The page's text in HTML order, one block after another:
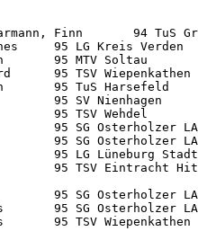
Finn       94 TuS
95 LG Kreis
95 MTV Soltau
95 TSV
95 TuS Harsefeld
95 SV Nienhagen
95 TSV Wehdel
95 SG Osterholzer
95 SG Osterholzer
95 LG Lüneburg
95 TSV Eintracht
95 SG Osterholzer
95 SG
95 TSV